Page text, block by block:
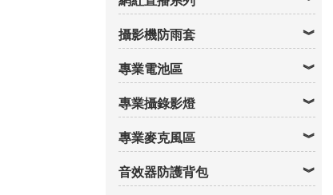
攝影機防雨套
專業電池區
專業攝錄影燈
專業麥克風區
音效器防護背包